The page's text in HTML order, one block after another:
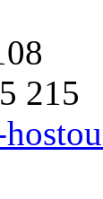
215